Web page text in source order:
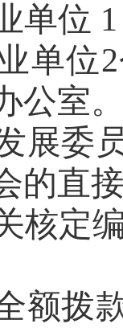
单位
单位
公室
展委
的直
核定
额拨